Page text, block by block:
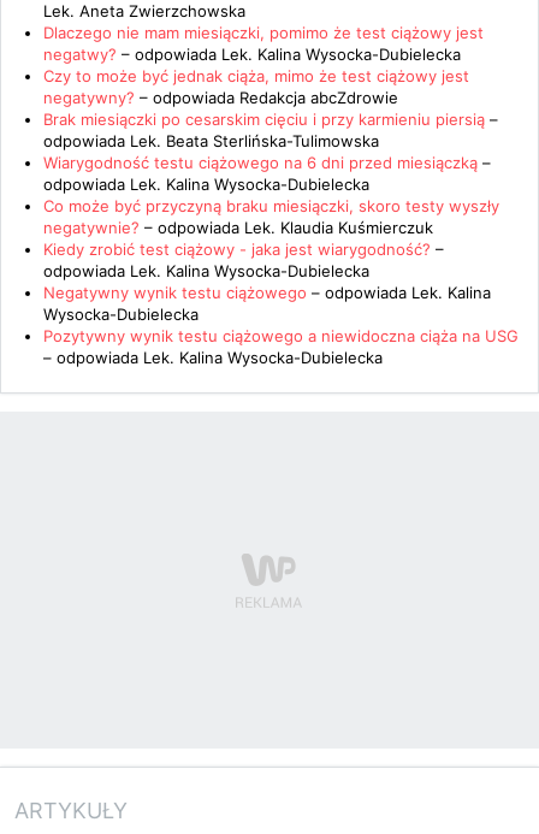
Lek. Aneta Zwierzchowska
Dlaczego nie mam miesiączki, pomimo że test ciążowy jest
negatwy? – odpowiada Lek. Kalina Wysocka-Dubielecka
Czy to może być jednak ciąża, mimo że test ciążowy jest
negatywny? – odpowiada Redakcja abcZdrowie
Brak miesiączki po cesarskim cięciu i przy karmieniu piersią –
odpowiada Lek. Beata Sterlińska-Tulimowska
Wiarygodność testu ciążowego na 6 dni przed miesiączką –
odpowiada Lek. Kalina Wysocka-Dubielecka
Co może być przyczyną braku miesiączki, skoro testy wyszły
negatywnie? – odpowiada Lek. Klaudia Kuśmierczuk
Kiedy zrobić test ciążowy - jaka jest wiarygodność? –
odpowiada Lek. Kalina Wysocka-Dubielecka
Negatywny wynik testu ciążowego – odpowiada Lek. Kalina
Wysocka-Dubielecka
Pozytywny wynik testu ciążowego a niewidoczna ciąża na USG
– odpowiada Lek. Kalina Wysocka-Dubielecka
ARTYKUŁY